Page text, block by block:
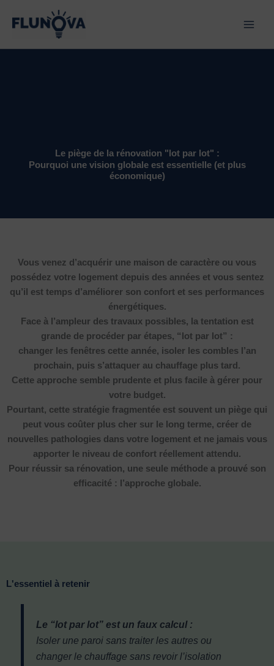
Le piège de la rénovation "lot par lot" :
Pourquoi une vision globale est essentielle (et plus
économique)
Vous venez d’acquérir une maison de caractère ou vous
possédez votre logement depuis des années et vous sentez
qu’il est temps d’améliorer son confort et ses performances
énergétiques.
Face à l’ampleur des travaux possibles, la tentation est
grande de procéder par étapes, “lot par lot” :
changer les fenêtres cette année, isoler les combles l’an
prochain, puis s’attaquer au chauffage plus tard.
Cette approche semble prudente et plus facile à gérer pour
votre budget.
Pourtant, cette stratégie fragmentée est souvent un piège qui
peut vous coûter plus cher sur le long terme, créer de
nouvelles pathologies dans votre logement et ne jamais vous
apporter le niveau de confort réellement attendu.
Pour réussir sa rénovation, une seule méthode a prouvé son
efficacité :
l’approche globale.
L'essentiel à retenir
Le “lot par lot” est un faux calcul :
Isoler une paroi sans traiter les autres ou
changer le chauffage sans revoir l’isolation